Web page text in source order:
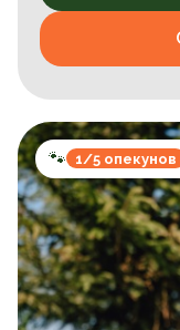
🐾 1/5 опекунов